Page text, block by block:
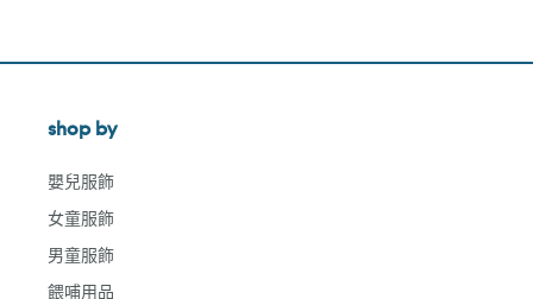
shop by
嬰兒服飾
女童服飾
男童服飾
餵哺用品